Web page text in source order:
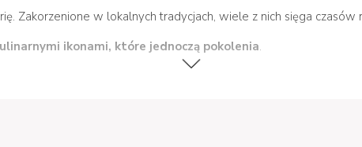
Zakorzenione w lokalnych tradycjach, wiele z nich sięga
ikonami, które jednoczą pokolenia.